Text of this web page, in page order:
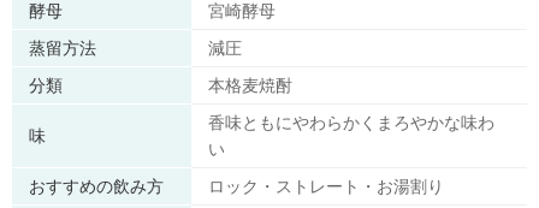
酵母
宮崎酵母
蒸留方法
減圧
分類
本格麦焼酎
味
香味ともにやわらかくまろやかな味わ
い
おすすめの飲み方
ロック・ストレート・お湯割り